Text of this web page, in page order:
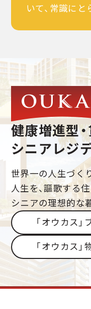
いて、常識にと
健康増進型
シニアレジ
世界一の人生づく
人生を、謳歌する住
シニアの理想的な
「オウカス
「オウカス」